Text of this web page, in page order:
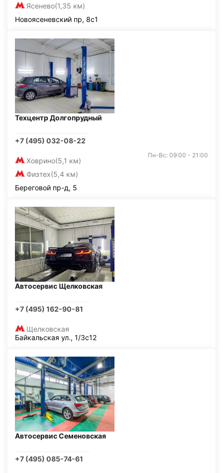
Ясенево(1,35 км)
Новоясеневский пр, 8с1
Техцентр Долгопрудный
+7 (495) 032-08-22
Ховрино(5,1 км)
Физтех(5,4 км)
Пн-Вс: 09:00 - 21:00
Береговой пр-д, 5
Автосервис Щелковская
+7 (495) 162-90-81
Щелковская
Байкальская ул., 1/3с12
Автосервис Семеновская
+7 (495) 085-74-61